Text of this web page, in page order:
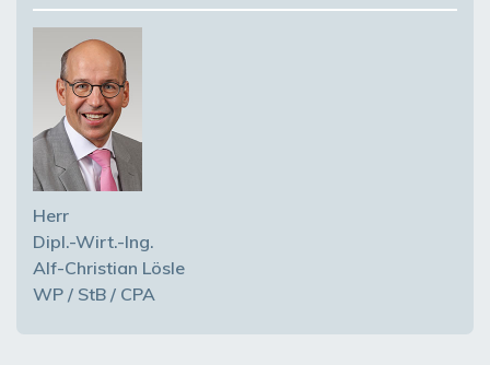
Herr
Dipl.-Wirt.-Ing.
Alf-Christian Lösle
WP / StB / CPA